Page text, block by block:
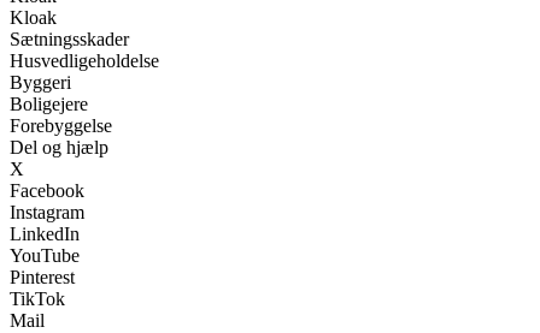
Kloak
Sætningsskader
Husvedligeholdelse
Byggeri
Boligejere
Forebyggelse
Del og hjælp
X
Facebook
Instagram
LinkedIn
YouTube
Pinterest
TikTok
Mail